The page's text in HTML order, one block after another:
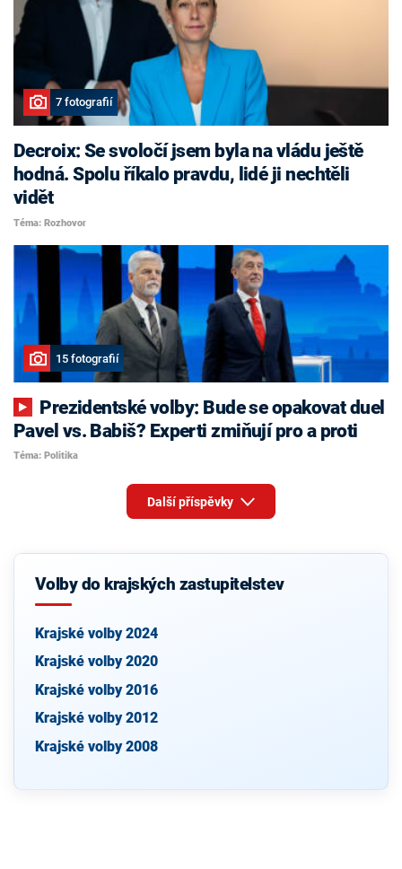
7 fotografií
Decroix: Se svoločí jsem byla na vládu ještě
hodná. Spolu říkalo pravdu, lidé ji nechtěli
vidět
Téma: Rozhovor
15 fotografií
Pavel vs. Babiš? Experti zmiňují pro a proti
Téma: Politika
Další příspěvky
Volby do krajských zastupitelstev
Krajské volby 2024
Krajské volby 2020
Krajské volby 2016
Krajské volby 2012
Krajské volby 2008